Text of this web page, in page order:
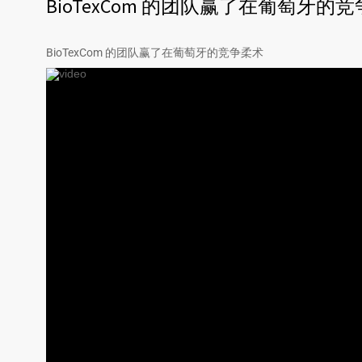
BioTexCom 的团队赢了在葡萄牙的
BioTexCom 的团队赢了在葡萄牙的竞争柔术